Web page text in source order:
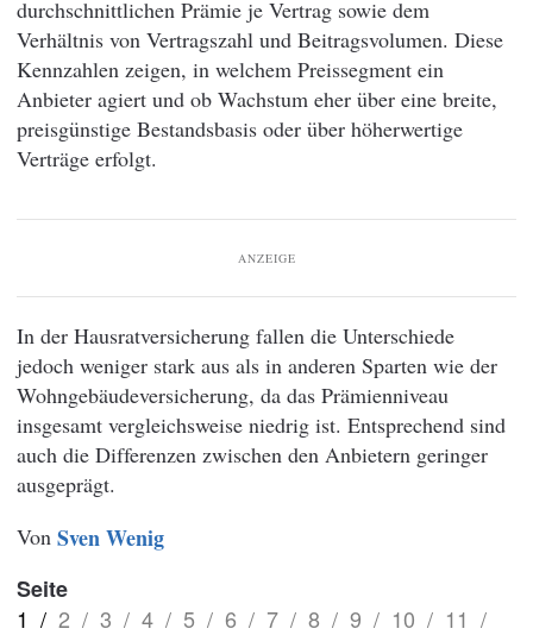
durchschnittlichen Prämie je Vertrag sowie dem
Verhältnis von Vertragszahl und Beitragsvolumen. Diese
Kennzahlen zeigen, in welchem Preissegment ein
Anbieter agiert und ob Wachstum eher über eine breite,
preisgünstige Bestandsbasis oder über höherwertige
Verträge erfolgt.
ANZEIGE
In der Hausratversicherung fallen die Unterschiede
jedoch weniger stark aus als in anderen Sparten wie der
Wohngebäudeversicherung, da das Prämienniveau
insgesamt vergleichsweise niedrig ist. Entsprechend sind
auch die Differenzen zwischen den Anbietern geringer
ausgeprägt.
Von Sven Wenig
Seite
1 / 2 / 3 / 4 / 5 / 6 / 7 / 8 / 9 / 10 / 11 /